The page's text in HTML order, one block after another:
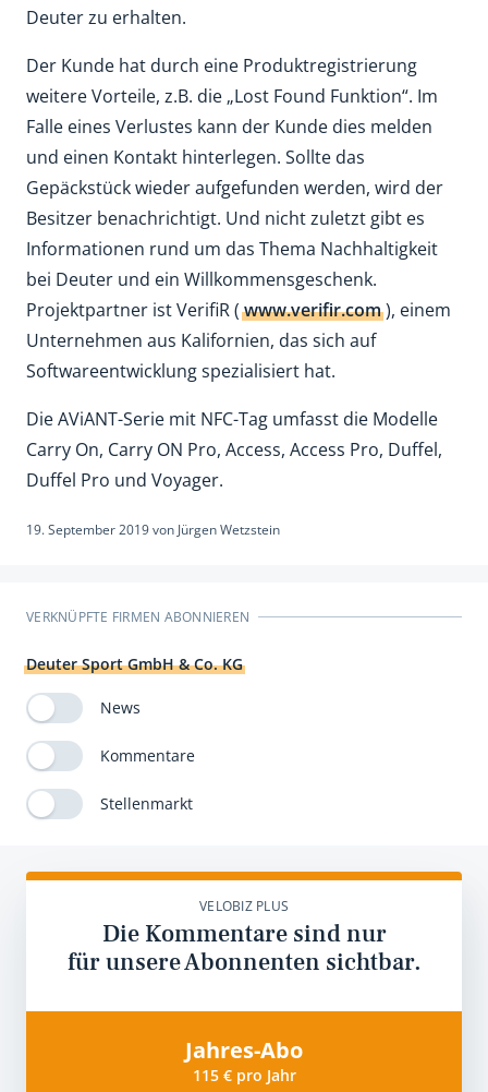
Deuter zu erhalten.
Der Kunde hat durch eine Produktregistrierung
weitere Vorteile, z.B. die „Lost Found Funktion“. Im
Falle eines Verlustes kann der Kunde dies melden
und einen Kontakt hinterlegen. Sollte das
Gepäckstück wieder aufgefunden werden, wird der
Besitzer benachrichtigt. Und nicht zuletzt gibt es
Informationen rund um das Thema Nachhaltigkeit
bei Deuter und ein Willkommensgeschenk.
Projektpartner ist VerifiR (www.verifir.com), einem
Unternehmen aus Kalifornien, das sich auf
Softwareentwicklung spezialisiert hat.
Die AViANT-Serie mit NFC-Tag umfasst die Modelle
Carry On, Carry ON Pro, Access, Access Pro, Duffel,
Duffel Pro und Voyager.
19. September 2019von Jürgen Wetzstein
VERKNÜPFTE FIRMEN ABONNIEREN
Deuter Sport GmbH & Co. KG
News
Kommentare
Stellenmarkt
VELOBIZ PLUS
Die Kommentare sind nur
für unsere Abonnenten sichtbar.
Jahres-Abo
115 € pro Jahr